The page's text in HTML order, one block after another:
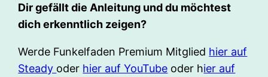
Dir gefällt die Anleitung und du möchtest
dich erkenntlich zeigen?
Werde Funkelfaden Premium Mitglied hier auf
Steady oder hier auf YouTube oder hier auf